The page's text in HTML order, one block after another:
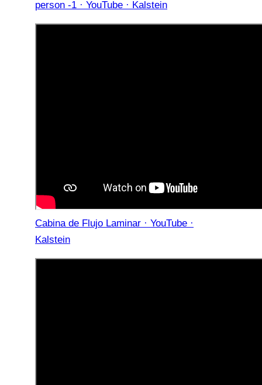
person -1 · YouTube · Kalstein
Cabina de Flujo Laminar · YouTube ·
Kalstein